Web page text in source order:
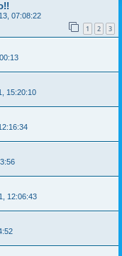
07:08:22
1 2 3
15:20:10
12:06:43